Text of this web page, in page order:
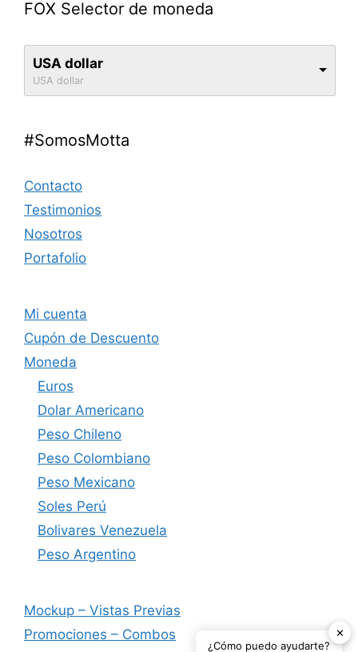
FOX Selector de moneda
USA dollar
USA dollar
#SomosMotta
Contacto
Testimonios
Nosotros
Portafolio
Mi cuenta
Cupón de Descuento
Moneda
Euros
Dolar Americano
Peso Chileno
Peso Colombiano
Peso Mexicano
Soles Perú
Bolivares Venezuela
Peso Argentino
Mockup – Vistas Previas
Promociones – Combos
✕
¿Cómo puedo ayudarte?